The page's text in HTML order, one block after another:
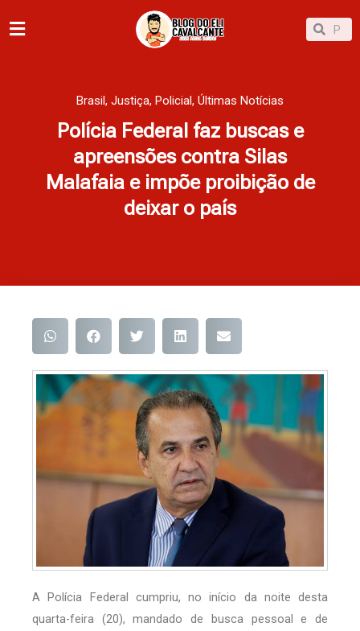
para
Pesquisar
Brasil, Justiça, Policial, Últimas Notícias
Polícia Federal faz buscas e
apreensões contra Silas
Malafaia e impõe proibição de
deixar o país
A Polícia Federal cumpriu, no início da noite desta
quarta-feira (20), mandado de busca pessoal e de